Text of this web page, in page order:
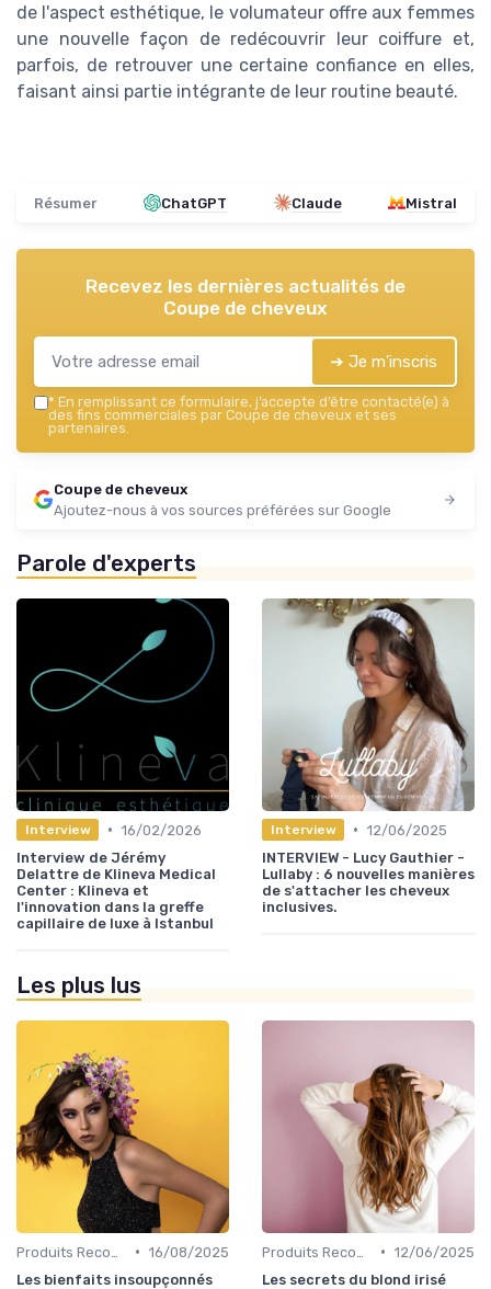
de l'aspect esthétique, le volumateur offre aux femmes
une nouvelle façon de redécouvrir leur coiffure et,
parfois, de retrouver une certaine confiance en elles,
faisant ainsi partie intégrante de leur routine beauté.
Résumer ChatGPT Claude Mistral
Recevez les dernières actualités de
Coupe de cheveux
➔ Je m'inscris
* En remplissant ce formulaire, j’accepte d’être contacté(e) à
des fins commerciales par Coupe de cheveux et ses
partenaires.
Coupe de cheveux
Ajoutez-nous à vos sources préférées sur Google
Parole d'experts
Interview • 16/02/2026
Interview de Jérémy
Delattre de Klineva Medical
Center : Klineva et
l'innovation dans la greffe
capillaire de luxe à Istanbul
Interview • 12/06/2025
INTERVIEW - Lucy Gauthier -
Lullaby : 6 nouvelles manières
de s'attacher les cheveux
inclusives.
Les plus lus
• 16/08/2025
Les bienfaits insoupçonnés
• 12/06/2025
Les secrets du blond irisé